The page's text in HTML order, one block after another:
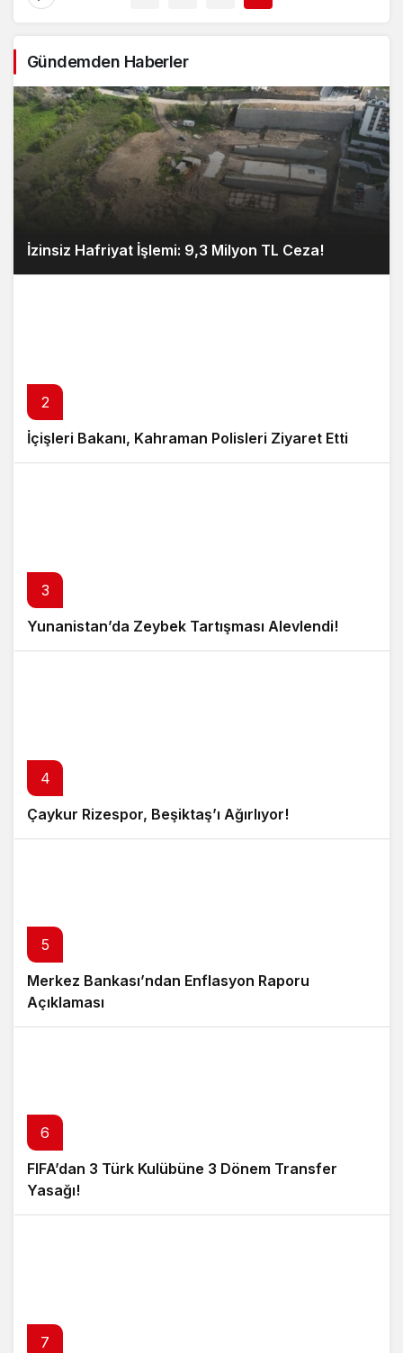
Gündemden Haberler
İzinsiz Hafriyat İşlemi: 9,3 Milyon TL Ceza!
2
İçişleri Bakanı, Kahraman Polisleri Ziyaret Etti
3
Yunanistan’da Zeybek Tartışması Alevlendi!
4
Çaykur Rizespor, Beşiktaş’ı Ağırlıyor!
5
Merkez Bankası’ndan Enflasyon Raporu
Açıklaması
6
FIFA’dan 3 Türk Kulübüne 3 Dönem Transfer
Yasağı!
7